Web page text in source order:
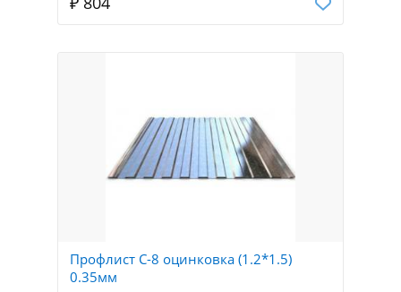
Профлист С-8 оцинковка (1.2*1.5)
0.35мм